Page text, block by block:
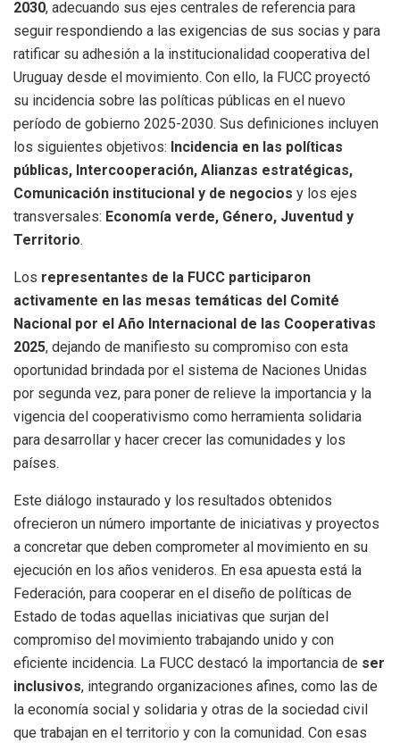
2030, adecuando sus ejes centrales de referencia para
seguir respondiendo a las exigencias de sus socias y para
ratificar su adhesión a la institucionalidad cooperativa del
Uruguay desde el movimiento. Con ello, la FUCC proyectó
su incidencia sobre las políticas públicas en el nuevo
período de gobierno 2025-2030. Sus definiciones incluyen
los siguientes objetivos: Incidencia en las políticas
públicas, Intercooperación, Alianzas estratégicas,
Comunicación institucional y de negocios y los ejes
transversales: Economía verde, Género, Juventud y
Territorio.
Los representantes de la FUCC participaron
activamente en las mesas temáticas del Comité
Nacional por el Año Internacional de las Cooperativas
2025, dejando de manifiesto su compromiso con esta
oportunidad brindada por el sistema de Naciones Unidas
por segunda vez, para poner de relieve la importancia y la
vigencia del cooperativismo como herramienta solidaria
para desarrollar y hacer crecer las comunidades y los
países.
Este diálogo instaurado y los resultados obtenidos
ofrecieron un número importante de iniciativas y proyectos
a concretar que deben comprometer al movimiento en su
ejecución en los años venideros. En esa apuesta está la
Federación, para cooperar en el diseño de políticas de
Estado de todas aquellas iniciativas que surjan del
compromiso del movimiento trabajando unido y con
eficiente incidencia. La FUCC destacó la importancia de ser
inclusivos, integrando organizaciones afines, como las de
la economía social y solidaria y otras de la sociedad civil
que trabajan en el territorio y con la comunidad. Con esas